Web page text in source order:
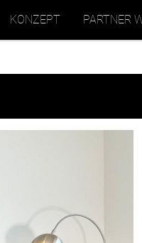
KONZEPT PARTNER